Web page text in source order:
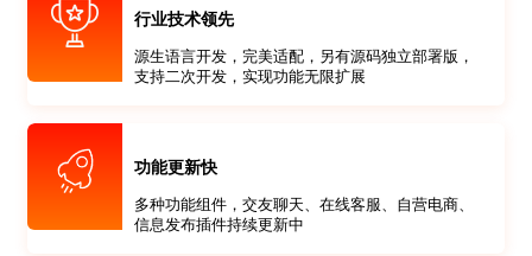
行业技术领先
源生语言开发，完美适配，另有源码独立部署版，
支持二次开发，实现功能无限扩展
功能更新快
多种功能组件，交友聊天、在线客服、自营电商、
信息发布插件持续更新中